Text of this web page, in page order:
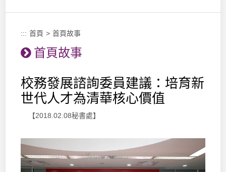
::: 首頁 >首頁故事
首頁故事
校務發展諮詢委員建議：培育新
世代人才為清華核心價值
【2018.02.08秘書處】